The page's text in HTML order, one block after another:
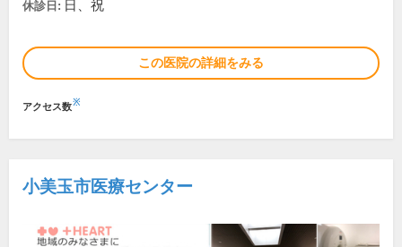
休診日: 日、祝
この医院の詳細をみる
アクセス数※
小美玉市医療センター